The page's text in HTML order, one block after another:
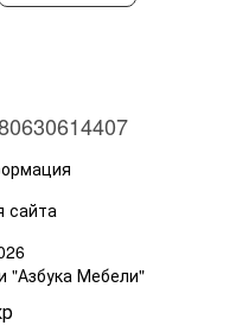
сайта
"Азбука Мебели"